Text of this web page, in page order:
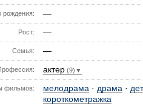
рождения: —
Рост: —
Семья: —
актер (9)▼
фильмов: мелодрама · драма ·
короткометражка